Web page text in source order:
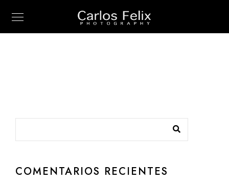
COMENTARIOS RECIENTES